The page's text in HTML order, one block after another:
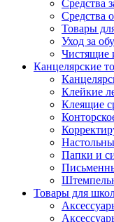
Средства
Средства
Товары
Уход за
Чистящие
Канцелярские
Клейкие
Клеящие
Папки и
Товары для